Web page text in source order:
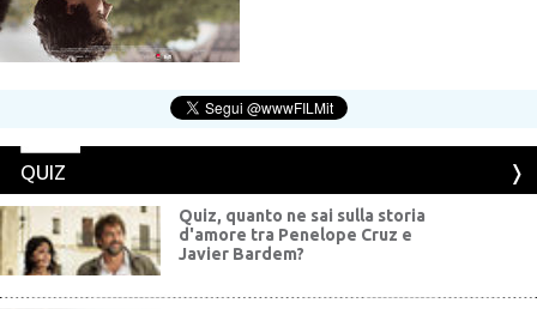
QUIZ
Quiz, quanto ne sai sulla storia
d'amore tra Penelope Cruz e
Javier Bardem?